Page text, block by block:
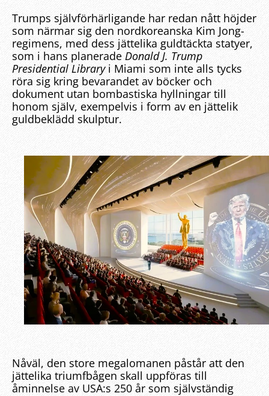
Trumps självförhärligande har redan nått höjder
som närmar sig den nordkoreanska Kim Jong-
regimens, med dess jättelika guldtäckta statyer,
som i hans planerade Donald J. Trump
Presidential Libraryi Miami som inte alls tycks
röra sig kring bevarandet av böcker och
dokument utan bombastiska hyllningar till
honom själv, exempelvis i form av en jättelik
guldbeklädd skulptur.
Nåväl, den store megalomanen påstår att den
jättelika triumfbågen skall uppföras till
åminnelse av USA:s 250 år som självständig